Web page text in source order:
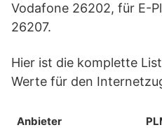
Vodafone 26202, für E-
26207.
Hier ist die komplette
Werte für den
Anbieter